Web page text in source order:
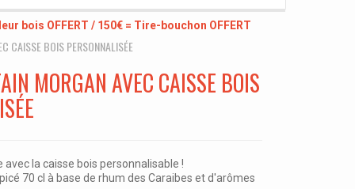
bois OFFERT / 150€ = Tire-bouchon OFFERT
CAISSE BOIS PERSONNALISÉE
MORGAN AVEC CAISSE BOIS
avec la caisse bois personnalisable !
70 cl à base de rhum des Caraibes et d'arômes